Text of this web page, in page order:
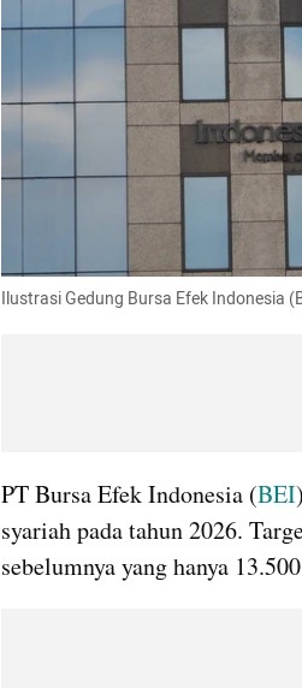
Ilustrasi Gedung Bursa Efek Indonesia
PT Bursa Efek Indonesia (BEI
syariah pada tahun 2026.
sebelumnya yang hanya